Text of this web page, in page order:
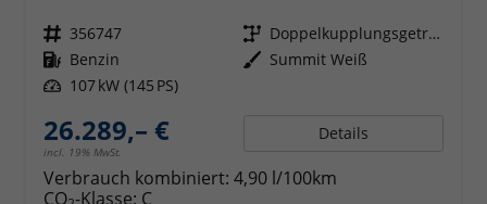
Fahrzeugnr. 356747 Getriebe
Doppelkupplungsgetriebe (DSG)
Kraftstoff Benzin Außenfarbe Summit Weiß
Leistung 107 kW (145 PS)
26.289,– €
incl. 19% MwSt.
Details
Verbrauch kombiniert: 4,90 l/100km
CO -Klasse: C